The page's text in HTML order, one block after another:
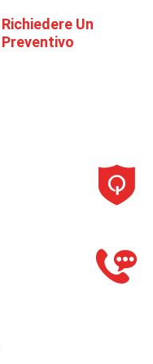
Richiedere Un
Preventivo